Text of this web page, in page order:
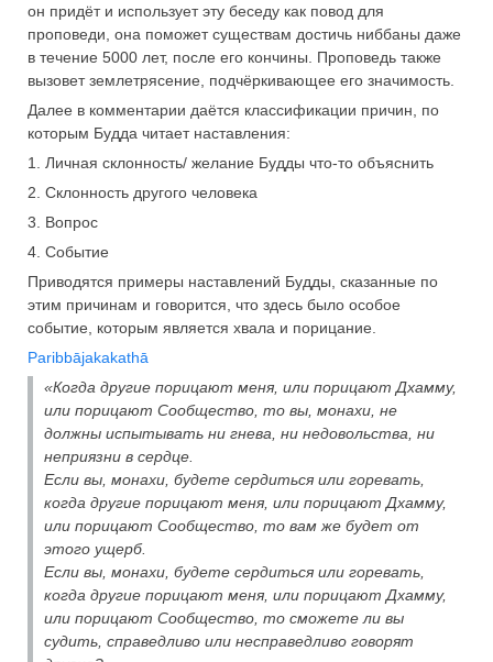
он придёт и использует эту беседу как повод для
проповеди, она поможет существам достичь ниббаны даже
в течение 5000 лет, после его кончины. Проповедь также
вызовет землетрясение, подчёркивающее его значимость.
Далее в комментарии даётся классификации причин, по
которым Будда читает наставления:
1. Личная склонность/ желание Будды что-то объяснить
2. Склонность другого человека
3. Вопрос
4. Событие
Приводятся примеры наставлений Будды, сказанные по
этим причинам и говорится, что здесь было особое
событие, которым является хвала и порицание.
Paribbājakakathā
«Когда другие порицают меня, или порицают Дхамму,
или порицают Сообщество, то вы, монахи, не
должны испытывать ни гнева, ни недовольства, ни
неприязни в сердце.
Если вы, монахи, будете сердиться или горевать,
когда другие порицают меня, или порицают Дхамму,
или порицают Сообщество, то вам же будет от
этого ущерб.
Если вы, монахи, будете сердиться или горевать,
когда другие порицают меня, или порицают Дхамму,
или порицают Сообщество, то сможете ли вы
судить, справедливо или несправедливо говорят